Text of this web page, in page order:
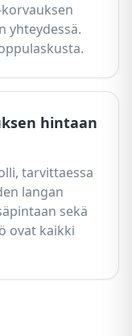
yhteydessä.
hintaan
tarvittaessa
langan
sekä
ovat kaikki